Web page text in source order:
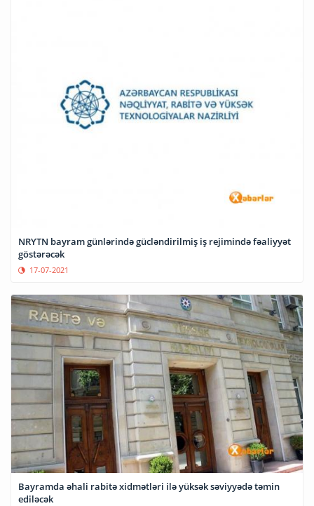
NRYTN bayram günlərində gücləndirilmiş iş rejimində fəaliyyət
göstərəcək
17-07-2021
Bayramda əhali rabitə xidmətləri ilə yüksək səviyyədə təmin
ediləcək